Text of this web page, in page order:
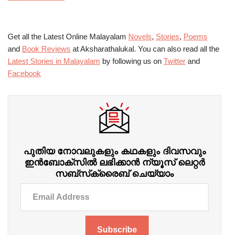
Get all the Latest Online Malayalam Novels, Stories, Poems
and Book Reviews at Aksharathalukal. You can also read all the
Latest Stories in Malayalam by following us on Twitter and
Facebook
പുതിയ നോവലുകളും കഥകളും ദിവസവും
ഇന്‍ബോക്‌സില്‍ ലഭിക്കാന്‍ ന്യൂസ് ലെറ്റർ
സബ്‌സ്‌ക്രൈബ് ചെയ്യാം
Subscribe